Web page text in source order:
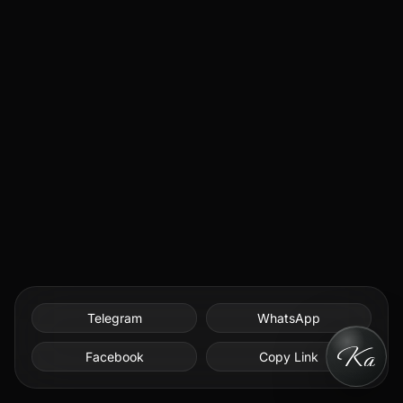
Telegram WhatsApp
Facebook Copy Link